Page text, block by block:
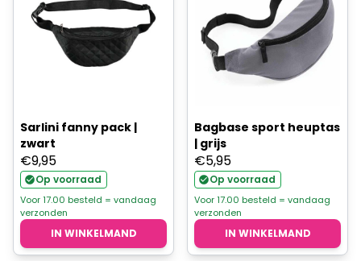
Sarlini fanny pack |
zwart
€9,95
Op voorraad
Voor 17.00 besteld = vandaag
verzonden
IN WINKELMAND
Bagbase sport heuptas
| grijs
€5,95
Op voorraad
Voor 17.00 besteld = vandaag
verzonden
IN WINKELMAND